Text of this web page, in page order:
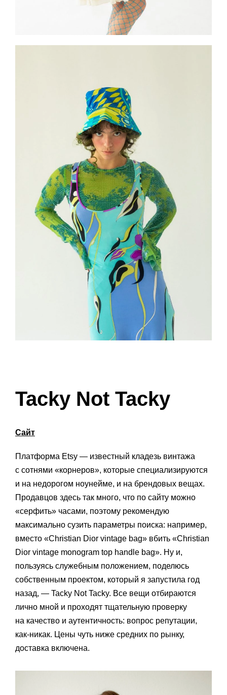
Tacky Not Tacky
Сайт
Платформа Etsy — известный кладезь винтажа
с сотнями «корнеров», которые специализируются
и на недорогом ноунейме, и на брендовых вещах.
Продавцов здесь так много, что по сайту можно
«серфить» часами, поэтому рекомендую
максимально сузить параметры поиска: например,
вместо «Christian Dior vintage bag» вбить «Christian
Dior vintage monogram top handle bag». Ну и,
пользуясь служебным положением, поделюсь
собственным проектом, который я запустила год
назад, — Tacky Not Tacky. Все вещи отбираются
лично мной и проходят тщательную проверку
на качество и аутентичность: вопрос репутации,
как-никак. Цены чуть ниже средних по рынку,
доставка включена.